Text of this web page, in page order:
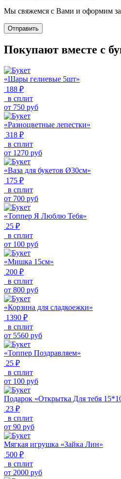
Мы свяжемся с Вами и оформим
Отправить
Покупают вместе с
«Шары гелиевые 5шт»
188 ₽
в сплит
от 750 руб
«Разноцветные лепестки»
318 ₽
в сплит
от 1270 руб
«Ваза для букетов Ø30см»
175 ₽
в сплит
от 700 руб
«Топпер Я Люблю Тебя»
25 ₽
в сплит
от 100 руб
«Мишка 15см»
200 ₽
в сплит
от 800 руб
«Корзина для сладкоежки»
1390 ₽
в сплит
от 5560 руб
«Топпер Поздравляем»
25 ₽
в сплит
от 100 руб
Подарок «Открытка Для тебя
23 ₽
в сплит
от 90 руб
Мягкая игрушка «Зайка Лин»
500 ₽
в сплит
от 2000 руб